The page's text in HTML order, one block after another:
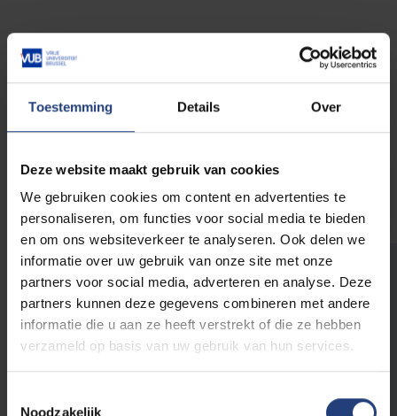
Toestemming Details Over
Deze website maakt gebruik van cookies
We gebruiken cookies om content en advertenties te
personaliseren, om functies voor social media te bieden
en om ons websiteverkeer te analyseren. Ook delen we
informatie over uw gebruik van onze site met onze
partners voor social media, adverteren en analyse. Deze
partners kunnen deze gegevens combineren met andere
informatie die u aan ze heeft verstrekt of die ze hebben
verzameld op basis van uw gebruik van hun services.
Noodzakelijk
EMCO
Vergeet niet dat jeop beide onderdelen
moet slagen. Je scores op wiskunde,
chemie, fysica of biologie worden
samengeteld tot 1 score voor KIW. Je scores
jeminstens 50%